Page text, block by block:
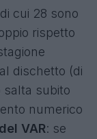
cui 28 sono
rispetto
dischetto (di
salta subito
numerico
VAR: se